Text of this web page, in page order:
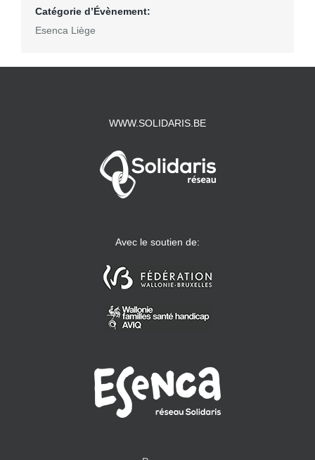
Catégorie d’Évènement:
Esenca Liège
WWW.SOLIDARIS.BE
Avec le soutien de: